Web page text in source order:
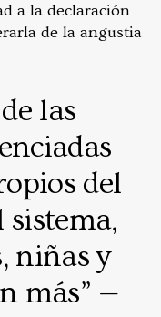
a la declaración
de la angustia
las
del
sistema,
niñas y
más” —